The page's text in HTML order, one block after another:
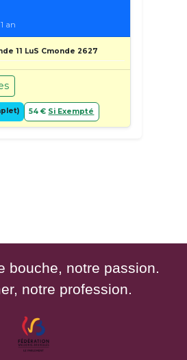
an
11 LuS Cmonde 2627
54 € Si Exempté
bouche, notre passion.
notre profession.